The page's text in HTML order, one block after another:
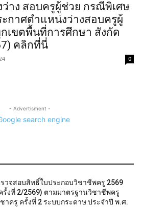
าง สอบครูผู้ช่วย กรณีพิเศษ
ะกาศตำแหน่งว่างสอบครูผู้
เขตพื้นที่การศึกษา สังกัด
คลิกที่นี่
0
- Advertisment -
วจสอบสิทธิ์ใบประกอบวิชาชีพครู 2569
รั้งที่ 2/2569) ตามมาตรฐานวิชาชีพครู
าครู ครั้งที่ 2 ระบบกระดาษ ประจำปี พ.ศ.